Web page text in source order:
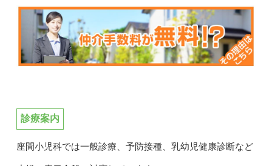
診療案内
座間小児科では一般診療、予防接種、乳幼児健康診断など